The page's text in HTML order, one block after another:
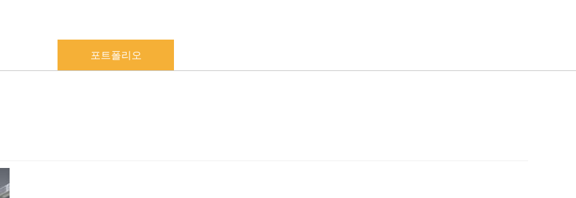
포트폴리오